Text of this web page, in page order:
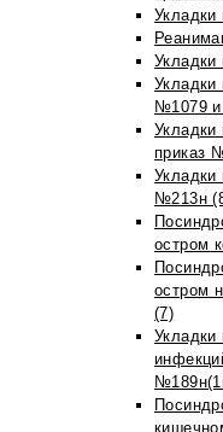
Укладки
Укладки
Укладки
№1079
Укладки
приказ
Укладки
№213н
остром
остром
(7)
Укладки